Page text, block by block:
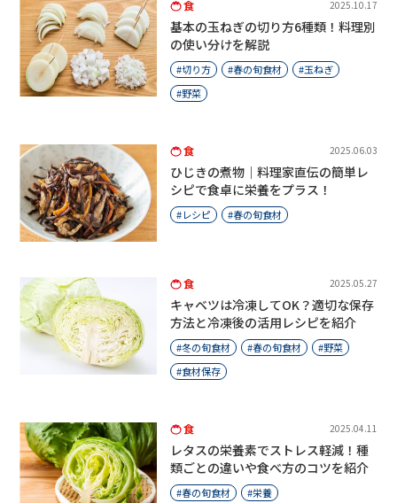
食 2025.10.17
基本の玉ねぎの切り方6種類！料理別
の使い分けを解説
切り方 春の旬食材
玉ねぎ
野菜
食 2025.06.03
ひじきの煮物｜料理家直伝の簡単レ
シピで食卓に栄養をプラス！
レシピ 春の旬食材
食 2025.05.27
キャベツは冷凍してOK？適切な保存
方法と冷凍後の活用レシピを紹介
冬の旬食材 春の旬食材
野菜
食材保存
食 2025.04.11
レタスの栄養素でストレス軽減！種
類ごとの違いや食べ方のコツを紹介
春の旬食材 栄養